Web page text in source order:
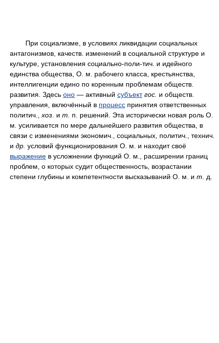
При социализме, в условиях ликвидации социальных
антагонизмов, качеств. изменений в социальной структуре и
культуре, установления социально-поли-тич. и идейного
единства общества, О. м. рабочего класса, крестьянства,
интеллигенции едино по коренным проблемам обществ.
развития. Здесь оно — активный субъект гос. и обществ.
управления, включённый в процесс принятия ответственных
политич., хоз. и т.
п. решений. Эта исторически новая роль О.
м. усиливается по мере дальнейшего развития общества, в
связи с изменениями экономич., социальных, политич., технич.
и др. условий функционирования О. м. и находит своё
выражение в усложнении функций О. м., расширении границ
проблем, о которых судит общественность, возрастании
степени глубины и компетентности высказываний О. м. и т. д.